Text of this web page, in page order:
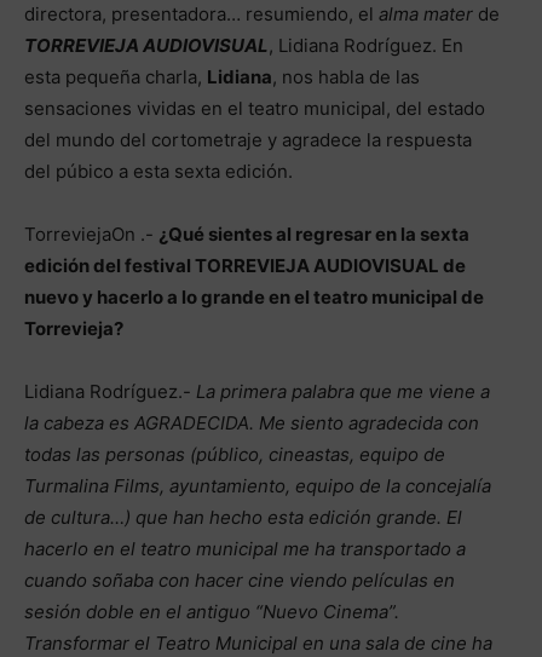
directora, presentadora… resumiendo, el alma mater de
TORREVIEJA AUDIOVISUAL, Lidiana Rodríguez. En
esta pequeña charla, Lidiana, nos habla de las
sensaciones vividas en el teatro municipal, del estado
del mundo del cortometraje y agradece la respuesta
del púbico a esta sexta edición.
TorreviejaOn .- ¿Qué sientes al regresar en la sexta
edición del festival TORREVIEJA AUDIOVISUAL de
nuevo y hacerlo a lo grande en el teatro municipal de
Torrevieja?
Lidiana Rodríguez.- La primera palabra que me viene a
la cabeza es AGRADECIDA. Me siento agradecida con
todas las personas (público, cineastas, equipo de
Turmalina Films, ayuntamiento, equipo de la concejalía
de cultura…) que han hecho esta edición grande. El
hacerlo en el teatro municipal me ha transportado a
cuando soñaba con hacer cine viendo películas en
sesión doble en el antiguo “Nuevo Cinema”.
Transformar el Teatro Municipal en una sala de cine ha